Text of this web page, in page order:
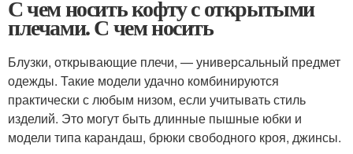
С чем носить кофту с открытыми
плечами. С чем носить
Блузки, открывающие плечи, — универсальный предмет
одежды. Такие модели удачно комбинируются
практически с любым низом, если учитывать стиль
изделий. Это могут быть длинные пышные юбки и
модели типа карандаш, брюки свободного кроя, джинсы.